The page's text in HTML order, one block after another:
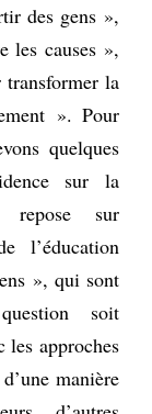
des gens »,
les causes »,
transformer la
». Pour
quelques
sur la
repose sur
l’éducation
», qui sont
soit
les approches
manière